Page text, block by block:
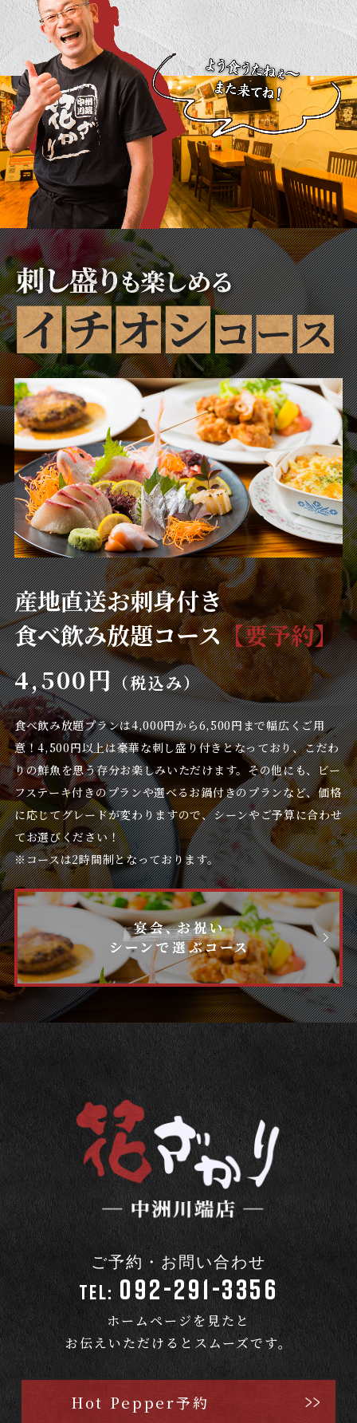
産地直送お刺身付き
食べ飲み放題コース【要予約】
4,500円（税込み）
食べ飲み放題プランは4,000円から6,500円まで幅広くご用
意！4,500円以上は豪華な刺し盛り付きとなっており、こだわ
りの鮮魚を思う存分お楽しみいただけます。 その他にも、ビー
フステーキ付きのプランや選べるお鍋付きのプランなど、価格
に応じてグレードが変わりますので、シーンやご予算に合わせ
てお選びください！
※コースは2時間制となっております。
ご予約・お問い合わせ
TEL: 092-291-3356
ホームページを見たと
お伝えいただけるとスムーズです。
Hot Pepper予約